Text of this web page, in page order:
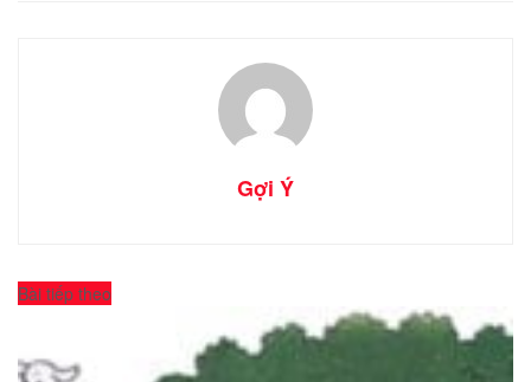
Gợi Ý
Bài tiếp theo